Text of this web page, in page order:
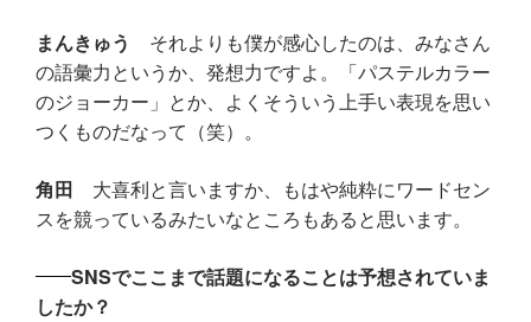
まんきゅう
それよりも僕が感心したのは、みなさん
の語彙力というか、発想力ですよ。「パステルカラー
のジョーカー」とか、よくそういう上手い表現を思い
つくものだなって（笑）。
角田 大喜利と言いますか、もはや純粋にワードセン
スを競っているみたいなところもあると思います。
SNSでここまで話題になることは予想されていま
したか？